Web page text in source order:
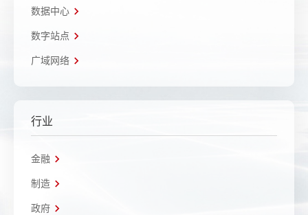
数据中心
数字站点
广域网络
行业
金融
制造
政府